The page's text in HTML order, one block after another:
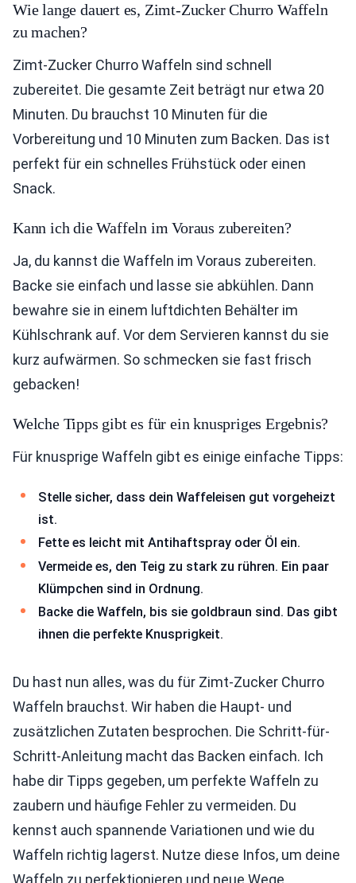
Wie lange dauert es, Zimt-Zucker Churro Waffeln
zu machen?
Zimt-Zucker Churro Waffeln sind schnell
zubereitet. Die gesamte Zeit beträgt nur etwa 20
Minuten. Du brauchst 10 Minuten für die
Vorbereitung und 10 Minuten zum Backen. Das ist
perfekt für ein schnelles Frühstück oder einen
Snack.
Kann ich die Waffeln im Voraus zubereiten?
Ja, du kannst die Waffeln im Voraus zubereiten.
Backe sie einfach und lasse sie abkühlen. Dann
bewahre sie in einem luftdichten Behälter im
Kühlschrank auf. Vor dem Servieren kannst du sie
kurz aufwärmen. So schmecken sie fast frisch
gebacken!
Welche Tipps gibt es für ein knuspriges Ergebnis?
Für knusprige Waffeln gibt es einige einfache Tipps:
Stelle sicher, dass dein Waffeleisen gut vorgeheizt
ist.
Fette es leicht mit Antihaftspray oder Öl ein.
Vermeide es, den Teig zu stark zu rühren. Ein paar
Klümpchen sind in Ordnung.
Backe die Waffeln, bis sie goldbraun sind. Das gibt
ihnen die perfekte Knusprigkeit.
Du hast nun alles, was du für Zimt-Zucker Churro
Waffeln brauchst. Wir haben die Haupt- und
zusätzlichen Zutaten besprochen. Die Schritt-für-
Schritt-Anleitung macht das Backen einfach. Ich
habe dir Tipps gegeben, um perfekte Waffeln zu
zaubern und häufige Fehler zu vermeiden. Du
kennst auch spannende Variationen und wie du
Waffeln richtig lagerst. Nutze diese Infos, um deine
Waffeln zu perfektionieren und neue Wege